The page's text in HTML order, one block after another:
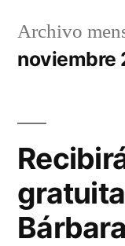
Archivo
noviembre
Bárbara